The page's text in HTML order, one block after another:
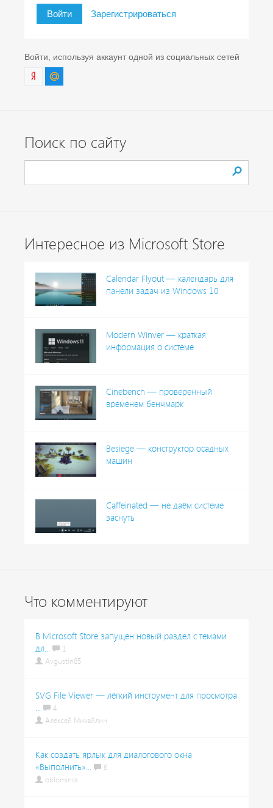
Войти Зарегистрироваться
Войти, используя аккаунт одной из социальных сетей
Поиск по сайту
Интересное из Microsoft Store
Calendar Flyout — календарь для
панели задач из Windows 10
Modern Winver — краткая
информация о системе
Cinebench — проверенный
временем бенчмарк
Besiege — конструктор осадных
машин
Caffeinated — не даём системе
заснуть
Что комментируют
В Microsoft Store запущен новый раздел с темами
дл...
1
Avgustin85
SVG File Viewer — лёгкий инструмент для просмотра
...
4
Алексей Михайлин
Как создать ярлык для диалогового окна
«Выполнить»...
6
oblominsk